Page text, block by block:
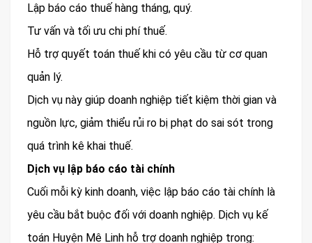
Lập báo cáo thuế hàng tháng, quý.
Tư vấn và tối ưu chi phí thuế.
Hỗ trợ quyết toán thuế khi có yêu cầu từ cơ quan
quản lý.
Dịch vụ này giúp doanh nghiệp tiết kiệm thời gian và
nguồn lực, giảm thiểu rủi ro bị phạt do sai sót trong
quá trình kê khai thuế.
Dịch vụ lập báo cáo tài chính
Cuối mỗi kỳ kinh doanh, việc lập báo cáo tài chính là
yêu cầu bắt buộc đối với doanh nghiệp. Dịch vụ kế
toán Huyện Mê Linh hỗ trợ doanh nghiệp trong: